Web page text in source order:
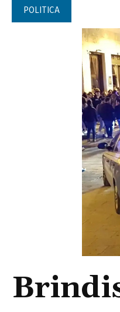
POLITICA